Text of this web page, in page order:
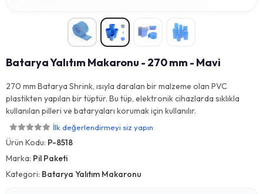
Batarya Yalıtım Makaronu - 270 mm - Mavi
270 mm Batarya Shrink, ısıyla daralan bir malzeme olan PVC
plastikten yapılan bir tüptür. Bu tüp, elektronik cihazlarda sıklıkla
kullanılan pilleri ve bataryaları korumak için kullanılır.
İlk değerlendirmeyi siz yapın
Ürün Kodu: P-8518
Marka: Pil Paketi
Kategori: Batarya Yalıtım Makaronu